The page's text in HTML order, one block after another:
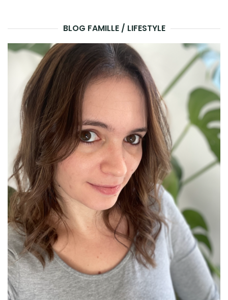
BLOG FAMILLE / LIFESTYLE